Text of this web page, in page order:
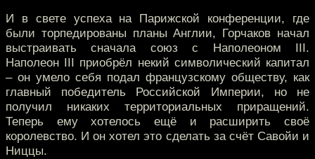
И в свете успеха на Парижской конференции, где
были торпедированы планы Англии, Горчаков начал
выстраивать сначала союз с Наполеоном III.
Наполеон III приобрёл некий символический капитал
– он умело себя подал французскому обществу, как
главный победитель Российской Империи, но не
получил никаких территориальных приращений.
Теперь ему хотелось ещё и расширить своё
королевство. И он хотел это сделать за счёт Савойи и
Ниццы.